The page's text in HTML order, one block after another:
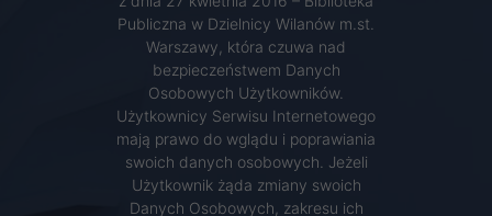
Publiczna w Dzielnicy Wilanów m.st.
Warszawy, która czuwa nad
bezpieczeństwem Danych
Osobowych Użytkowników.
Użytkownicy Serwisu Internetowego
mają prawo do wglądu i poprawiania
swoich danych osobowych. Jeżeli
Użytkownik żąda zmiany swoich
Danych Osobowych, zakresu ich